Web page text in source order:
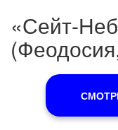
«Сейт-